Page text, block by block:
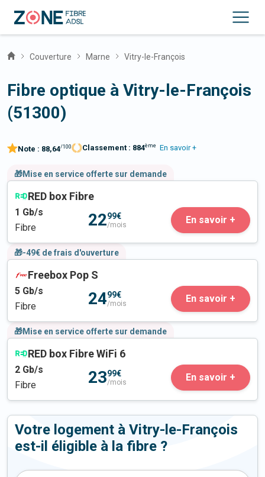
Couverture Marne Vitry-le-François
Fibre optique à Vitry-le-François
(51300)
Note : 88,64/100 Classement : 884ème En savoir +
🎁Mise en service offerte sur demande
RED box Fibre
1 Gb/s
Fibre
2299€
/mois En savoir +
🎁-49€ de frais d'ouverture
Freebox Pop S
5 Gb/s
Fibre
2499€
/mois En savoir +
🎁Mise en service offerte sur demande
RED box Fibre WiFi 6
2 Gb/s
Fibre
2399€
/mois En savoir +
Votre logement à Vitry-le-François
est-il éligible à la fibre ?